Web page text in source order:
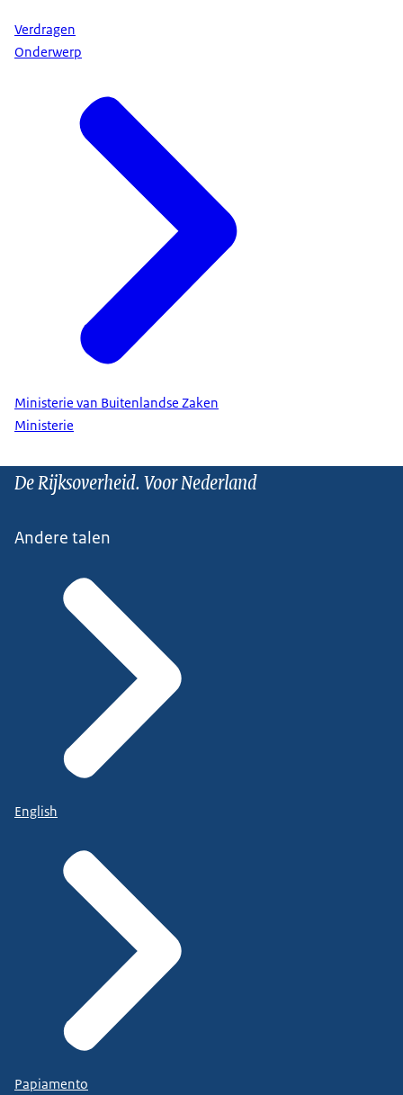
Verdragen
Onderwerp
Ministerie van Buitenlandse Zaken
Ministerie
De Rijksoverheid. Voor Nederland
Andere talen
English
Papiamento